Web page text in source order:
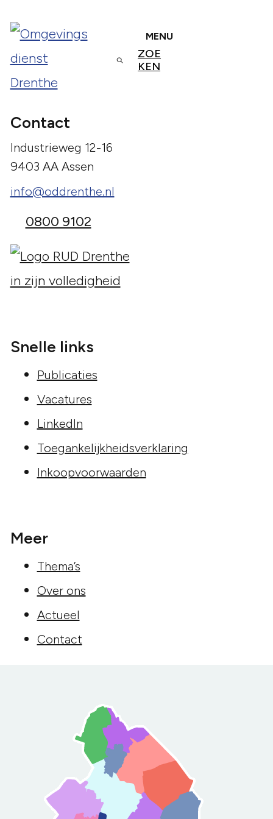
MENU
ZOE
KEN
Contact
Industrieweg 12-16
9403 AA Assen
info@oddrenthe.nl
0800 9102
Snelle links
Publicaties
Vacatures
LinkedIn
Toegankelijkheidsverklaring
Inkoopvoorwaarden
Meer
Thema’s
Over ons
Actueel
Contact